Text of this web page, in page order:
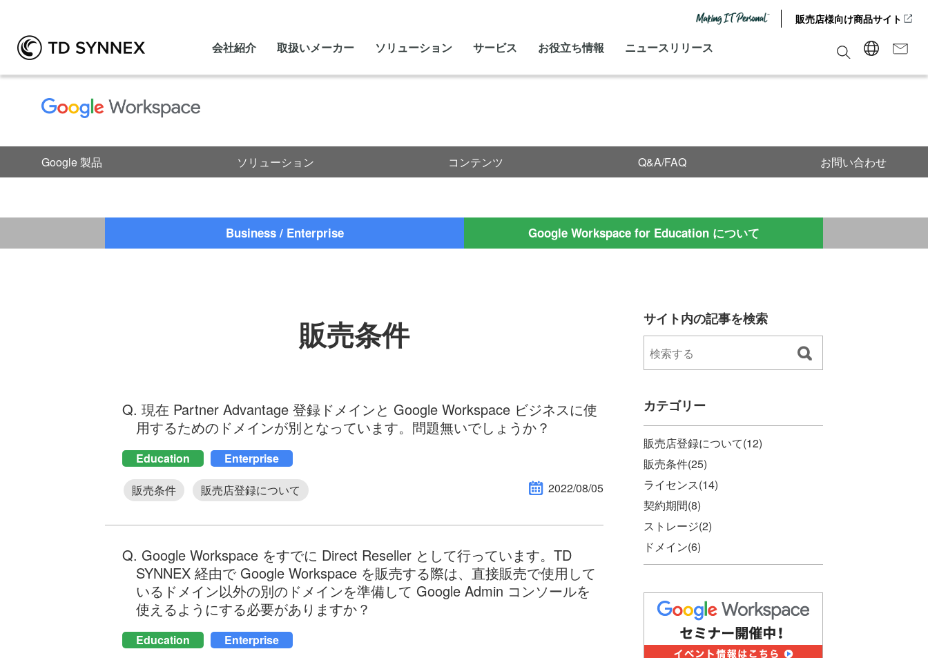
販売店様向け商品サイト
会社紹介 取扱いメーカー ソリューション サービス お役立ち情報 ニュースリリース
Google 製品 ソリューション コンテンツ Q&A/FAQ お問い合わせ
Business / Enterprise Google Workspace for Education について
販売条件
Q. 現在 Partner Advantage 登録ドメインと Google Workspace ビジネスに使
用するためのドメインが別となっています。問題無いでしょうか？
Education
Enterprise
販売条件
販売店登録について 2022/08/05
Q. Google Workspace をすでに Direct Reseller として行っています。TD
SYNNEX 経由で Google Workspace を販売する際は、直接販売で使用して
いるドメイン以外の別のドメインを準備して Google Admin コンソールを
使えるようにする必要がありますか？
Education
Enterprise
サイト内の記事を検索
カテゴリー
販売店登録について(12)
販売条件(25)
ライセンス(14)
契約期間(8)
ストレージ(2)
ドメイン(6)